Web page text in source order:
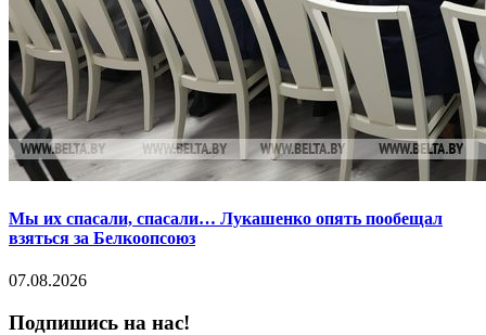
Мы их спасали, спасали… Лукашенко опять пообещал
взяться за Белкоопсоюз
07.08.2026
Подпишись на нас!